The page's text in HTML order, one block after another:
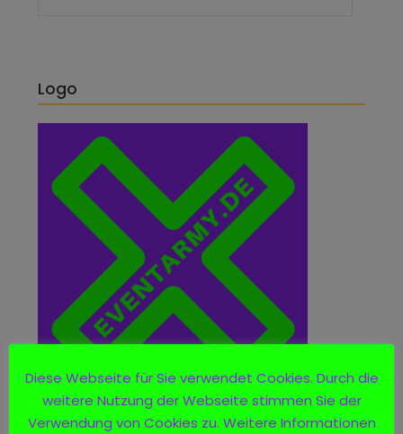
Logo
Diese Webseite für Sie verwendet Cookies. Durch die
weitere Nutzung der Webseite stimmen Sie der
Verwendung von Cookies zu. Weitere Informationen